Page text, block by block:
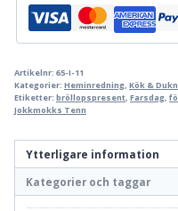
Artikelnr: 65-I-11
Kategorier: Heminredning, Kök &
Etiketter: bröllopspresent, Farsdag,
Jokkmokks Tenn
Ytterligare information
Kategorier och taggar